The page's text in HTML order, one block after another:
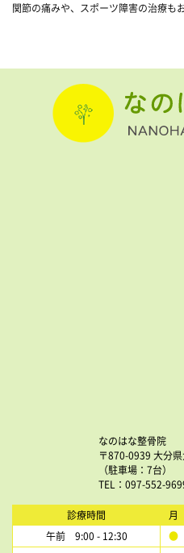
関節の痛みや、スポーツ障害の治療も
なのはな整骨院
〒870-0939 大分
（駐車場：7台）
TEL：097-552-
診療時間 月
午前 9:00 - 12:30
●